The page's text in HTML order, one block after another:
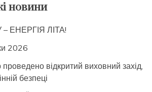
новини
ЕНЕРГІЯ ЛІТА!
2026
відкритий виховний захід,
безпеці